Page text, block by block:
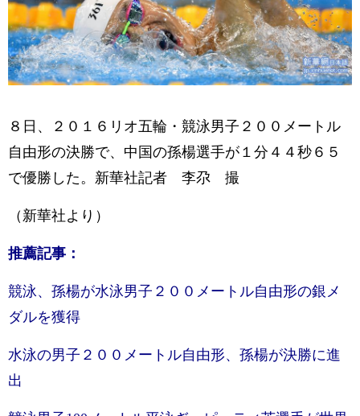
８日、２０１６リオ五輪・競泳男子２００メートル
自由形の決勝で、中国の孫楊選手が１分４４秒６５
で優勝した。 新華社記者 李尕 撮
（新華社より）
推薦記事：
競泳、孫楊が水泳男子２００メートル自由形の銀メ
ダルを獲得
水泳の男子２００メートル自由形、孫楊が決勝に進
出